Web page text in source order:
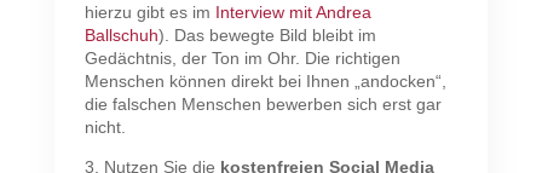
hierzu gibt es im Interview mit Andrea
Ballschuh). Das bewegte Bild bleibt im
Gedächtnis, der Ton im Ohr. Die richtigen
Menschen können direkt bei Ihnen „andocken“,
die falschen Menschen bewerben sich erst gar
nicht.
3. Nutzen Sie die kostenfreien Social Media